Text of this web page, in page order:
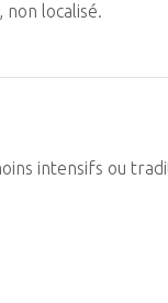
non localisé.
intensifs ou